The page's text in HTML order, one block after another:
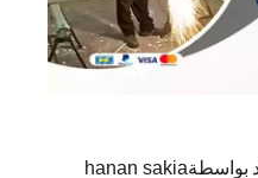
بواسطةhanan sakia